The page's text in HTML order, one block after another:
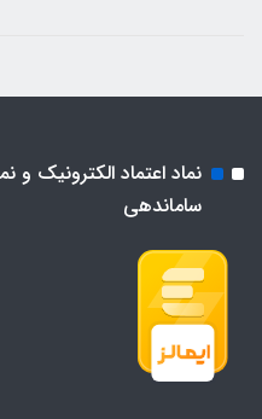
نماد اعتماد الکترونیک و
ساماندهی